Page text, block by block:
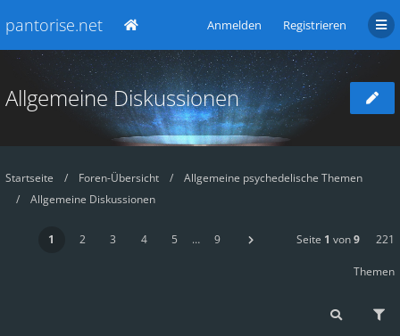
pantorise.net Anmelden Registrieren
Allgemeine Diskussionen
Startseite Foren-Übersicht
Allgemeine psychedelische Themen
Allgemeine Diskussionen
1 2 3 4 5 … 9 Seite 1 von9 221
Themen